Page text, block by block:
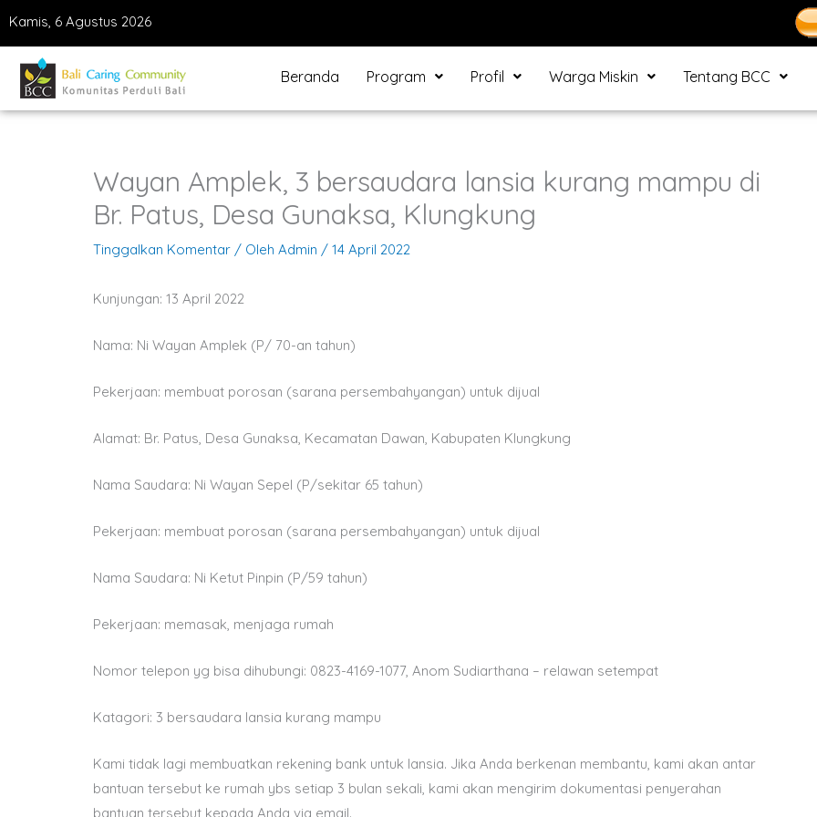
konten
Kamis, 6 Agustus 2026
Beranda Program Profil Warga Miskin Tentang BCC
Wayan Amplek, 3 bersaudara lansia kurang mampu di
Br. Patus, Desa Gunaksa, Klungkung
Tinggalkan Komentar / Oleh Admin / 14 April 2022
Kunjungan: 13 April 2022
Nama: Ni Wayan Amplek (P/ 70-an tahun)
Pekerjaan: membuat porosan (sarana persembahyangan) untuk dijual
Alamat: Br. Patus, Desa Gunaksa, Kecamatan Dawan, Kabupaten Klungkung
Nama Saudara: Ni Wayan Sepel (P/sekitar 65 tahun)
Pekerjaan: membuat porosan (sarana persembahyangan) untuk dijual
Nama Saudara: Ni Ketut Pinpin (P/59 tahun)
Pekerjaan: memasak, menjaga rumah
Nomor telepon yg bisa dihubungi: 0823-4169-1077, Anom Sudiarthana – relawan setempat
Katagori: 3 bersaudara lansia kurang mampu
Kami tidak lagi membuatkan rekening bank untuk lansia. Jika Anda berkenan membantu, kami akan antar
bantuan tersebut ke rumah ybs setiap 3 bulan sekali, kami akan mengirim dokumentasi penyerahan
bantuan tersebut kepada Anda via email.